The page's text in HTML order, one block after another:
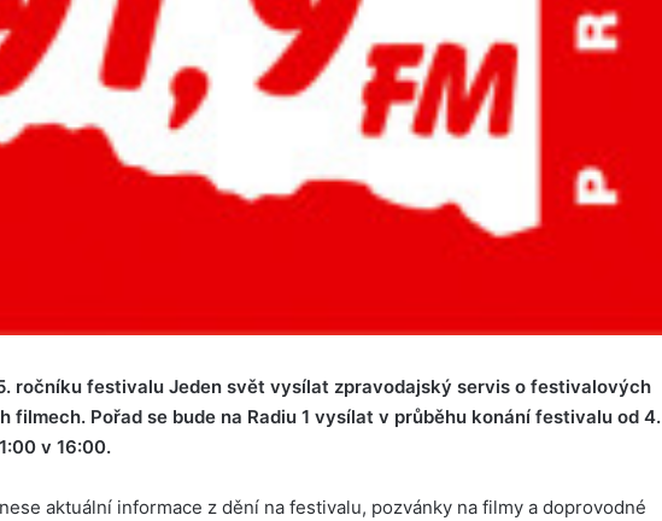
ročníku festivalu Jeden svět vysílat zpravodajský servis o festivalových
filmech. Pořad se bude na Radiu 1 vysílat v průběhu konání festivalu od 4.
v 16:00.
aktuální informace z dění na festivalu, pozvánky na filmy a doprovodné